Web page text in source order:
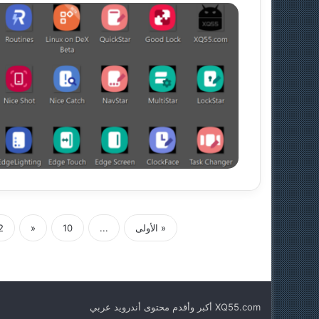
« الأولى ...
10
«
XQ55.com أكبر وأقدم محتوى أندرويد عربي